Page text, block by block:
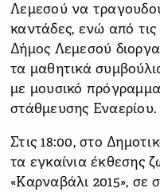
Λεμεσού να
καντάδες, ενώ από τις
Δήμος Λεμεσού
τα μαθητικά
με μουσικό
στάθμευσης Εναερίου.
Στις 18:00, στο
τα εγκαίνια έκθεσης
«Καρναβάλι 2015»,